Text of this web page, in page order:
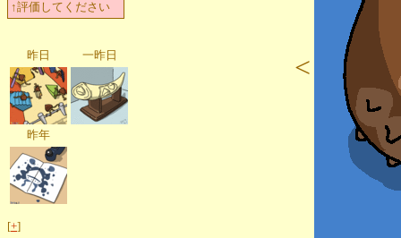
↑評価してください
昨日 一昨日
昨年
[+]
<